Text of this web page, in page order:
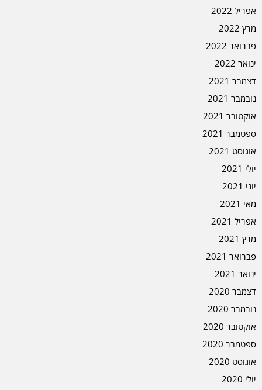
אפריל 2022
מרץ 2022
פברואר 2022
ינואר 2022
דצמבר 2021
נובמבר 2021
אוקטובר 2021
ספטמבר 2021
אוגוסט 2021
יולי 2021
יוני 2021
מאי 2021
אפריל 2021
מרץ 2021
פברואר 2021
ינואר 2021
דצמבר 2020
נובמבר 2020
אוקטובר 2020
ספטמבר 2020
אוגוסט 2020
יולי 2020